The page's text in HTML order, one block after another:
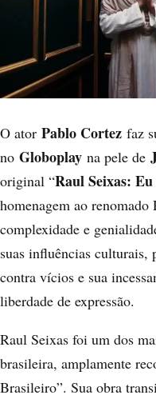
O ator Pablo Cortez faz
no Globoplay na pele de
original “Raul Seixas: Eu
homenagem ao
complexidade e
suas influências culturais,
contra vícios e sua
liberdade de expressão.
Raul Seixas foi um dos
brasileira, amplamente
Brasileiro”. Sua obra